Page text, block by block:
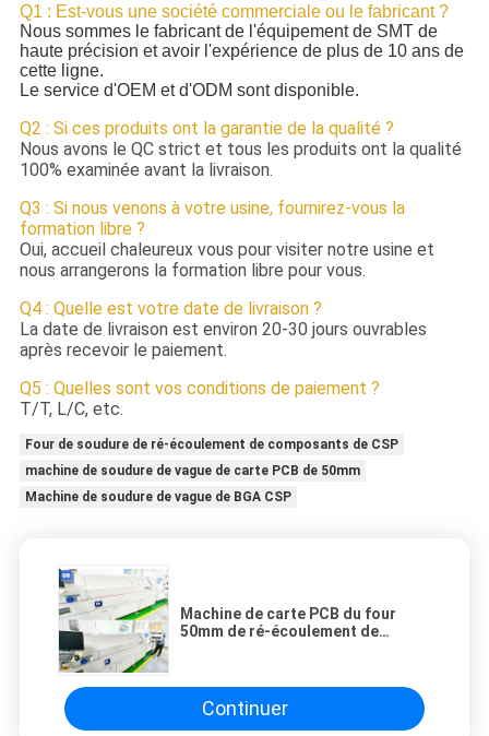
Q1 : Est-vous une société commerciale ou le fabricant ?
Nous sommes le fabricant de l'équipement de SMT de
haute précision et avoir l'expérience de plus de 10 ans de
cette ligne.
Le service d'OEM et d'ODM sont disponible.
Q2 : Si ces produits ont la garantie de la qualité ?
Nous avons le QC strict et tous les produits ont la qualité
100% examinée avant la livraison.
Q3 : Si nous venons à votre usine, fournirez-vous la
formation libre ?
Oui, accueil chaleureux vous pour visiter notre usine et
nous arrangerons la formation libre pour vous.
Q4 : Quelle est votre date de livraison ?
La date de livraison est environ 20-30 jours ouvrables
après recevoir le paiement.
Q5 : Quelles sont vos conditions de paiement ?
T/T, L/C, etc.
Four de soudure de ré-écoulement de composants de CSP
machine de soudure de vague de carte PCB de 50mm
Machine de soudure de vague de BGA CSP
Machine de carte PCB du four
50mm de ré-écoulement de
Continuer